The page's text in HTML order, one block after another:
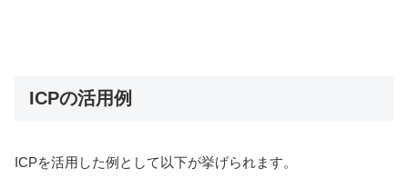
ICPの活用例
ICPを活用した例として以下が挙げられます。